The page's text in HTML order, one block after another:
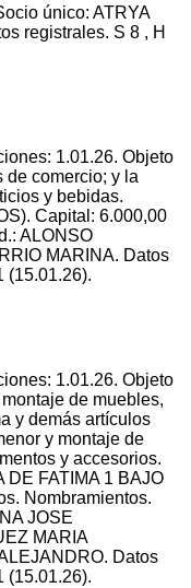
único: ATRYA
registrales. S 8 , H
1.01.26. Objeto
de comercio; y la
y bebidas.
Capital: 6.000,00
ALONSO
MARINA. Datos
(15.01.26).
1.01.26. Objeto
de muebles,
y demás artículos
y montaje de
y accesorios.
DE FATIMA 1 BAJO
Nombramientos.
JOSE
MARIA
Datos
(15.01.26).